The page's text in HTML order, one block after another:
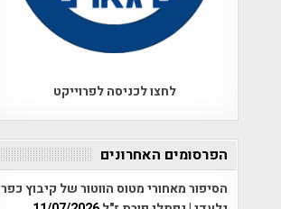
לחצו לכניסה לפרוייקט
הפרסומים האחרונים
הסיפור מאחורי מטוס הווטור של קיבוץ כפר